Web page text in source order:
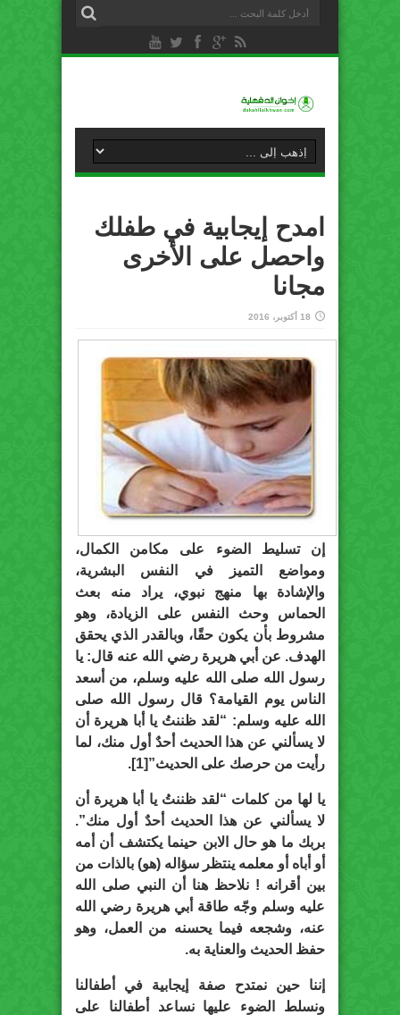
امدح إيجابية في طفلك
واحصل على الأخرى
مجانا
18 أكتوبر، 2016
إن تسليط الضوء على مكامن الكمال،
ومواضع التميز في النفس البشرية،
والإشادة بها منهج نبوي، يراد منه بعث
الحماس وحث النفس على الزيادة، وهو
مشروط بأن يكون حقًا، وبالقدر الذي يحقق
الهدف. عن أبي هريرة رضي الله عنه قال: يا
رسول الله صلى الله عليه وسلم، من أسعد
الناس يوم القيامة؟ قال رسول الله صلى
الله عليه وسلم: “لقد ظننتُ يا أبا هريرة أن
لا يسألني عن هذا الحديث أحدٌ أول منك، لما
رأيت من حرصك على الحديث”[1].
يا لها من كلمات “لقد ظننتُ يا أبا هريرة أن
لا يسألني عن هذا الحديث أحدٌ أول منك”.
بربك ما هو حال الابن حينما يكتشف أن أمه
أو أباه أو معلمه ينتظر سؤاله (هو) بالذات من
بين أقرانه ! نلاحظ هنا أن النبي صلى الله
عليه وسلم وجّه طاقة أبي هريرة رضي الله
عنه، وشجعه فيما يحسنه من العمل، وهو
حفظ الحديث والعناية به.
إننا حين نمتدح صفة إيجابية في أطفالنا
ونسلط الضوء عليها نساعد أطفالنا على